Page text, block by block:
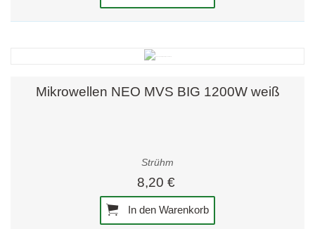
Mikrowellen NEO MVS BIG 1200W weiß
Strühm
8,20 €
In den Warenkorb